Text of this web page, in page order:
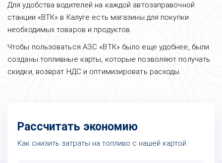
Для удобства водителей на каждой автозаправочной
станции «ВТК» в Калуге есть магазины для покупки
необходимых товаров и продуктов.
Чтобы пользоваться АЗС «ВТК» было еще удобнее, были
созданы топливные карты, которые позволяют получать
скидки, возврат НДС и оптимизировать расходы.
Рассчитать экономию
Как снизить затраты на топливо с нашей картой